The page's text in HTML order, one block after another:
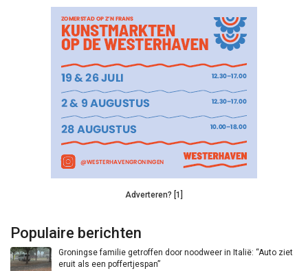
Adverteren? [1]
Populaire berichten
Groningse familie getroffen door noodweer in Italië: “Auto ziet
eruit als een poffertjespan”